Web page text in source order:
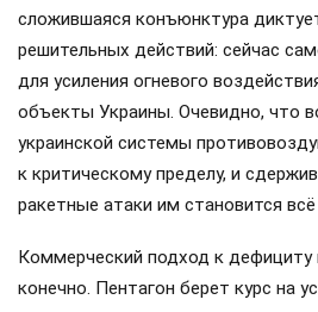
сложившаяся конъюнктура
решительных действий: сейчас
для усиления огневого
объекты Украины. Очевидно, что
украинской системы
к критическому пределу, и
ракетные атаки им становится
Коммерческий подход к
конечно. Пентагон берет курс на